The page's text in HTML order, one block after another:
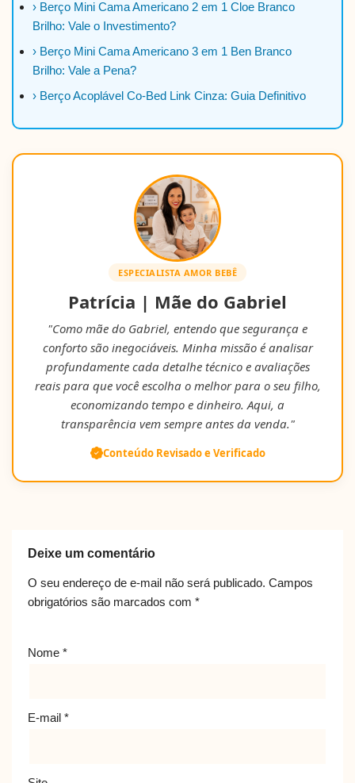
› Berço Mini Cama Americano 2 em 1 Cloe Branco
Brilho: Vale o Investimento?
› Berço Mini Cama Americano 3 em 1 Ben Branco
Brilho: Vale a Pena?
› Berço Acoplável Co-Bed Link Cinza: Guia Definitivo
ESPECIALISTA AMOR BEBÊ
Patrícia | Mãe do Gabriel
"Como mãe do Gabriel, entendo que segurança e
conforto são inegociáveis. Minha missão é analisar
profundamente cada detalhe técnico e avaliações
reais para que você escolha o melhor para o seu filho,
economizando tempo e dinheiro. Aqui, a
transparência vem sempre antes da venda."
Conteúdo Revisado e Verificado
Deixe um comentário
O seu endereço de e-mail não será publicado. Campos
obrigatórios são marcados com *
Nome *
E-mail *